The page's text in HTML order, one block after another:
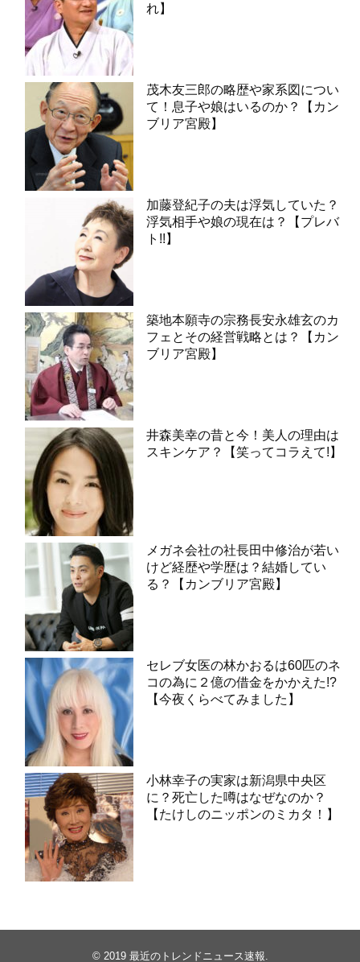
れ】
茂木友三郎の略歴や家系図につい
て！息子や娘はいるのか？【カン
ブリア宮殿】
加藤登紀子の夫は浮気していた？
浮気相手や娘の現在は？【プレバ
ト!!】
築地本願寺の宗務長安永雄玄のカ
フェとその経営戦略とは？【カン
ブリア宮殿】
井森美幸の昔と今！美人の理由は
スキンケア？【笑ってコラえて!】
メガネ会社の社長田中修治が若い
けど経歴や学歴は？結婚してい
る？【カンブリア宮殿】
セレブ女医の林かおるは60匹のネ
コの為に２億の借金をかかえた!?
【今夜くらべてみました】
小林幸子の実家は新潟県中央区
に？死亡した噂はなぜなのか？
【たけしのニッポンのミカタ！】
© 2019 最近のトレンドニュース速報